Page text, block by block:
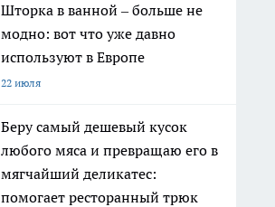
Шторка в ванной – больше не
модно: вот что уже давно
используют в Европе
22 июля
Беру самый дешевый кусок
любого мяса и превращаю его в
мягчайший деликатес:
помогает ресторанный трюк